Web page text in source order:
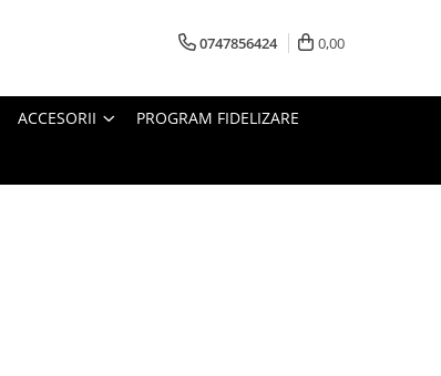
0747856424 0,00
ACCESORII PROGRAM FIDELIZARE